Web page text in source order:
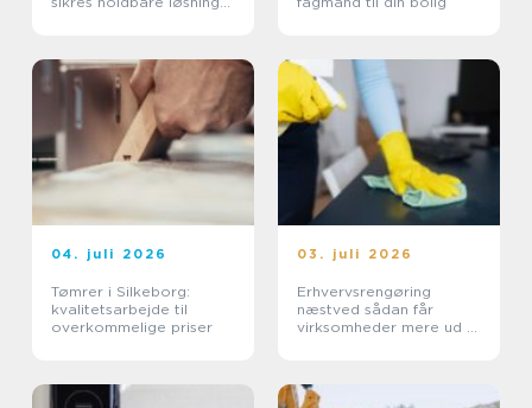
04. juli 2026
Tømrer i Silkeborg:
kvalitetsarbejde til
overkommelige priser
03. juli 2026
Erhvervsrengøring
næstved sådan får
virksomheder mere ud af